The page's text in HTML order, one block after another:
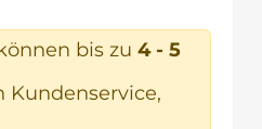
bis zu 4 - 5
Kundenservice,